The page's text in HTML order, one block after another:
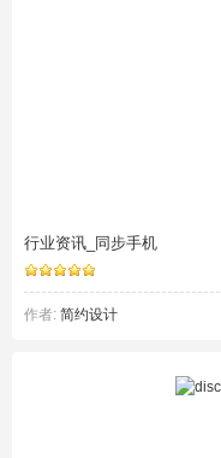
行业资讯_同步手机
作者: 简约设计